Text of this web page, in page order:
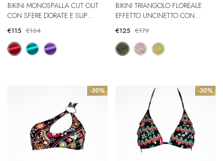
BIKINI MONOSPALLA CUT OUT
CON SFERE DORATE E SLIP
€115 €164
BIKINI TRIANGOLO FLOREALE
EFFETTO UNCINETTO CON
€125 €179
-30% -30%